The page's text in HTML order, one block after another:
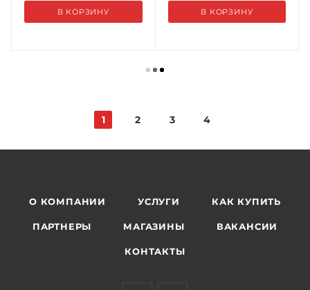
В КОРЗИНУ В КОРЗИНУ
1 2 3 4
О КОМПАНИИ УСЛУГИ КАК КУПИТЬ
ПАРТНЕРЫ МАГАЗИНЫ ВАКАНСИИ
КОНТАКТЫ